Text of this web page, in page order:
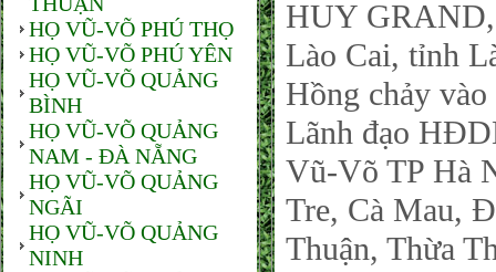
HỌ VŨ-VÕ PHÚ THỌ
HỌ VŨ-VÕ PHÚ YÊN
HỌ VŨ-VÕ QUẢNG
BÌNH
HỌ VŨ-VÕ QUẢNG
NAM - ĐÀ NẴNG
HỌ VŨ-VÕ QUẢNG
NGÃI
HỌ VŨ-VÕ QUẢNG
NINH
HUY GRAND,
Lào Cai, tỉnh
Hồng chảy
Lãnh đạo
Vũ-Võ TP Hà
Tre, Cà Mau,
Thuận, Thừa